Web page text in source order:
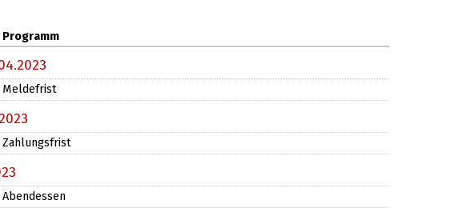
Programm
Meldefrist
Zahlungsfrist
Abendessen